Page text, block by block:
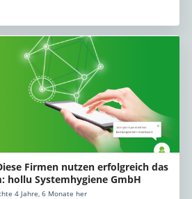
Firmen nutzen erfolgreich das
hollu Systemhygiene GmbH
4 Jahre, 6 Monate her